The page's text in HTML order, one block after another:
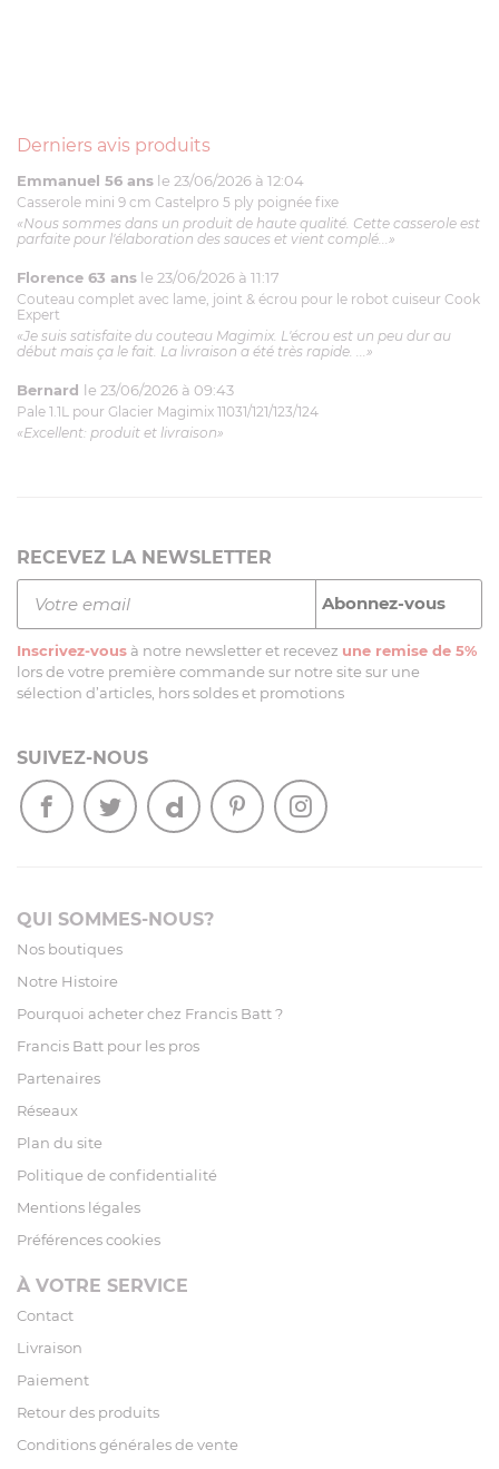
Derniers avis produits
Emmanuel 56 ans le 23/06/2026 à 12:04
Casserole mini 9 cm Castelpro 5 ply poignée fixe
«Nous sommes dans un produit de haute qualité. Cette casserole est
parfaite pour l'élaboration des sauces et vient complé...»
Florence 63 ans le 23/06/2026 à 11:17
Couteau complet avec lame, joint & écrou pour le robot cuiseur Cook
Expert
«Je suis satisfaite du couteau Magimix. L'écrou est un peu dur au
début mais ça le fait. La livraison a été très rapide. ...»
Bernard le 23/06/2026 à 09:43
Pale 1.1L pour Glacier Magimix 11031/121/123/124
«Excellent: produit et livraison»
RECEVEZ LA NEWSLETTER
Inscrivez-vous à notre newsletter et recevez une remise de 5%
lors de votre première commande sur notre site sur une
sélection d’articles, hors soldes et promotions
SUIVEZ-NOUS
QUI SOMMES-NOUS?
Nos boutiques
Notre Histoire
Pourquoi acheter chez Francis Batt ?
Francis Batt pour les pros
Partenaires
Réseaux
Plan du site
Politique de confidentialité
Mentions légales
Préférences cookies
À VOTRE SERVICE
Contact
Livraison
Paiement
Retour des produits
Conditions générales de vente